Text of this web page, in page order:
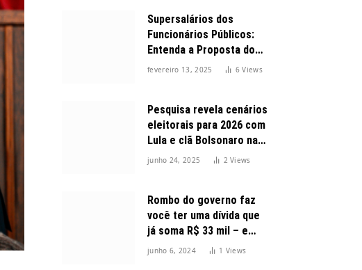
Supersalários dos
Funcionários Públicos:
Entenda a Proposta do
Governo para Limitar
fevereiro 13, 2025 6Views
Pesquisa revela cenários
eleitorais para 2026 com
Lula e clã Bolsonaro na
disputa presidencial
junho 24, 2025 2Views
Rombo do governo faz
você ter uma dívida que
já soma R$ 33 mil – e
cresceu 300%
junho 6, 2024 1 Views